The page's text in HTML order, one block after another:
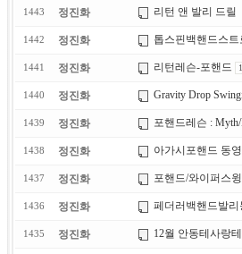
1443 정진화 리턴 앤 발리 드릴
1442 정진화 톱스핀백핸드스트
1441 정진화 리턴레슨-포핸드 1
1440 정진화 Gravity Drop
1439 정진화 포핸드레슨 : Myth/
1438 정진화 아가시포핸드 동
1437 정진화 포핸드/와이퍼스윙
1436 정진화 페더러백핸드발리
1435 정진화 12월 안동테사랑